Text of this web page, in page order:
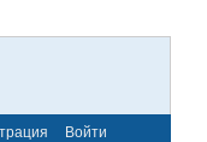
Войти